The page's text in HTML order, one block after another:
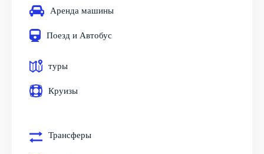
Аренда машины
Поезд и Автобус
туры
Круизы
Трансферы